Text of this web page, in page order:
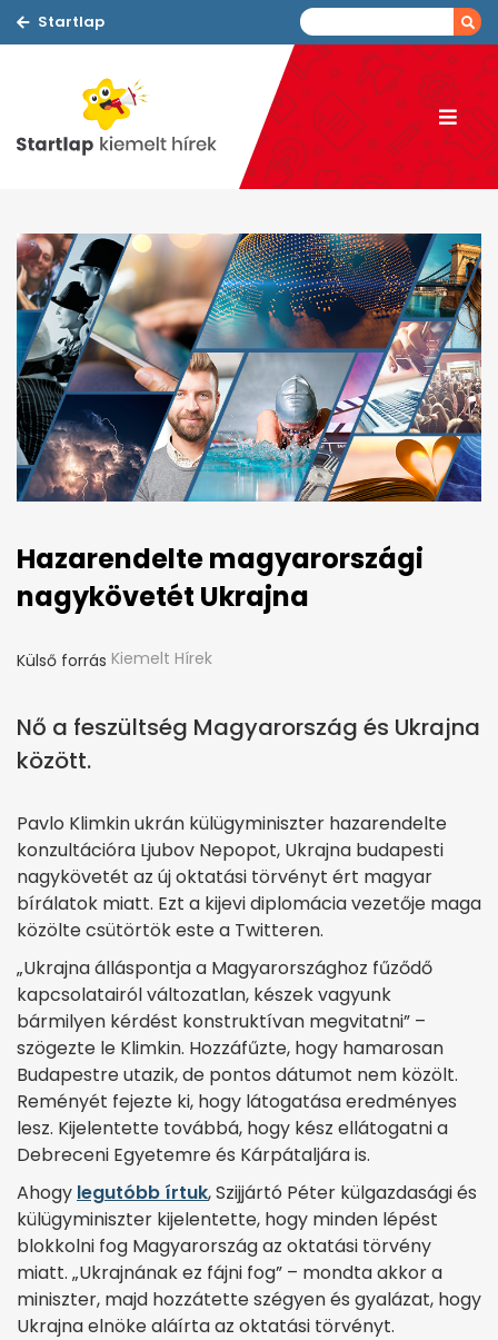
Startlap
Hazarendelte magyarországi
nagykövetét Ukrajna
Külső forrás Kiemelt Hírek
Nő a feszültség Magyarország és Ukrajna
között.
Pavlo Klimkin ukrán külügyminiszter hazarendelte
konzultációra Ljubov Nepopot, Ukrajna budapesti
nagykövetét az új oktatási törvényt ért magyar
bírálatok miatt. Ezt a kijevi diplomácia vezetője maga
közölte csütörtök este a Twitteren.
„Ukrajna álláspontja a Magyarországhoz fűződő
kapcsolatairól változatlan, készek vagyunk
bármilyen kérdést konstruktívan megvitatni” –
szögezte le Klimkin. Hozzáfűzte, hogy hamarosan
Budapestre utazik, de pontos dátumot nem közölt.
Reményét fejezte ki, hogy látogatása eredményes
lesz. Kijelentette továbbá, hogy kész ellátogatni a
Debreceni Egyetemre és Kárpátaljára is.
Ahogy legutóbb írtuk, Szijjártó Péter külgazdasági és
külügyminiszter kijelentette, hogy minden lépést
blokkolni fog Magyarország az oktatási törvény
miatt. „Ukrajnának ez fájni fog” – mondta akkor a
miniszter, majd hozzátette szégyen és gyalázat, hogy
Ukrajna elnöke aláírta az oktatási törvényt.